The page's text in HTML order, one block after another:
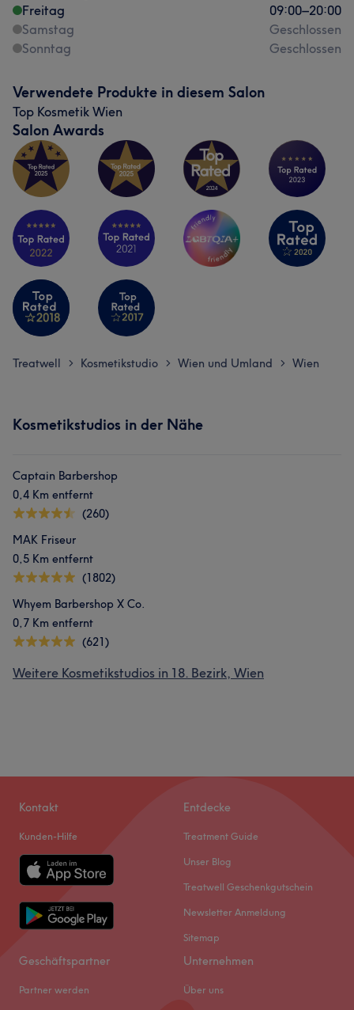
Freitag
09:00–20:00
Samstag
Geschlossen
Sonntag
Geschlossen
Verwendete Produkte in diesem Salon
Top Kosmetik Wien
Salon Awards
Treatwell > Kosmetikstudio > Wien und Umland > Wien
Kosmetikstudios in der Nähe
Captain Barbershop
0,4 Km entfernt
(260)
MAK Friseur
0,5 Km entfernt
(1802)
Whyem Barbershop X Co.
0,7 Km entfernt
(621)
Weitere Kosmetikstudios in 18. Bezirk, Wien
Kontakt
Kunden-Hilfe
Entdecke
Treatment Guide
Unser Blog
Treatwell Geschenkgutschein
Newsletter Anmeldung
Sitemap
Geschäftspartner
Partner werden
Unternehmen
Über uns